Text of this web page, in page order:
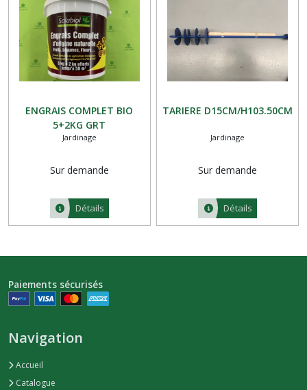
ENGRAIS COMPLET BIO
5+2KG GRT
Jardinage
Sur demande
Détails
TARIERE D15CM/H103.50CM
Jardinage
Sur demande
Détails
Paiements sécurisés
Navigation
Accueil
Catalogue